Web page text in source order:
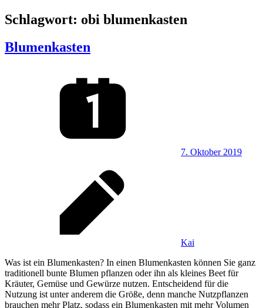
Schlagwort: obi blumenkasten
Blumenkasten
7. Oktober 2019
Kai
Was ist ein Blumenkasten? In einen Blumenkasten können Sie ganz
traditionell bunte Blumen pflanzen oder ihn als kleines Beet für
Kräuter, Gemüse und Gewürze nutzen. Entscheidend für die
Nutzung ist unter anderem die Größe, denn manche Nutzpflanzen
brauchen mehr Platz, sodass ein Blumenkasten mit mehr Volumen